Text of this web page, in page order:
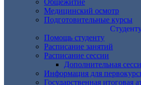
Общежитие
Медицинский осмотр
Подготовительные курсы
Помощь студенту
Расписание занятий
Расписание сессии
Дополнительная
Информация для
Государственная итоговая